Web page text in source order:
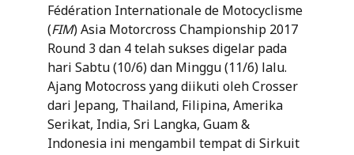
Fédération Internationale de Motocyclisme
(FIM) Asia Motorcross Championship 2017
Round 3 dan 4 telah sukses digelar pada
hari Sabtu (10/6) dan Minggu (11/6) lalu.
Ajang Motocross yang diikuti oleh Crosser
dari Jepang, Thailand, Filipina, Amerika
Serikat, India, Sri Langka, Guam &
Indonesia ini mengambil tempat di Sirkuit